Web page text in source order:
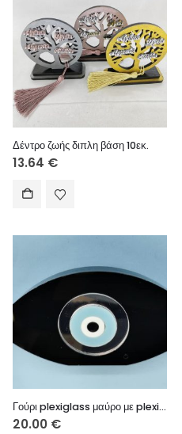
Δέντρο ζωής διπλη βάση 10εκ.
13.64 €
Γούρι plexiglass μαύρο με plexiglass καθρέφτη ασημί 18Χ7,5 cm
20.00 €